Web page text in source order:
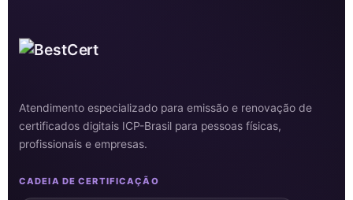
Atendimento especializado para emissão e renovação de
certificados digitais ICP-Brasil para pessoas físicas,
profissionais e empresas.
CADEIA DE CERTIFICAÇÃO